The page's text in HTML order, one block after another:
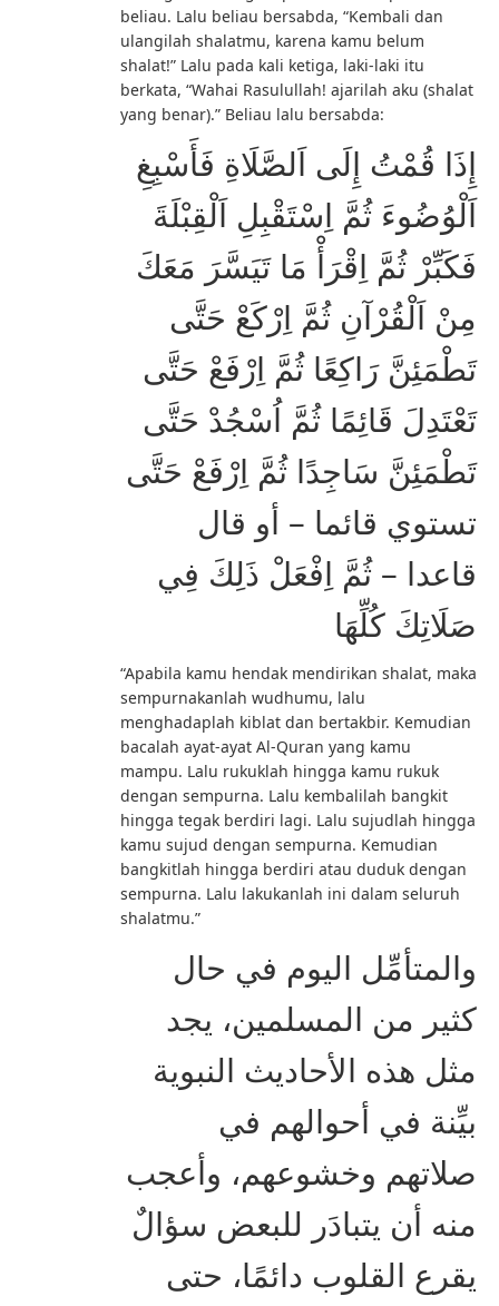
beliau. Lalu beliau bersabda, “Kembali dan
ulangilah shalatmu, karena kamu belum
shalat!” Lalu pada kali ketiga, laki-laki itu
berkata, “Wahai Rasulullah! ajarilah aku (shalat
yang benar).” Beliau lalu bersabda:
إِذَا قُمْتُ إِلَى اَلصَّلَاةِ فَأَسْبِغِ
اَلْوُضُوءَ ثُمَّ اِسْتَقْبِلِ اَلْقِبْلَةَ
فَكَبِّرْ ثُمَّ اِقْرَأْ مَا تَيَسَّرَ مَعَكَ
مِنْ اَلْقُرْآنِ ثُمَّ اِرْكَعْ حَتَّى
تَطْمَئِنَّ رَاكِعًا ثُمَّ اِرْفَعْ حَتَّى
تَعْتَدِلَ قَائِمًا ثُمَّ اُسْجُدْ حَتَّى
تَطْمَئِنَّ سَاجِدًا ثُمَّ اِرْفَعْ حَتَّى
تستوي قائما – أو قال
قاعدا – ثُمَّ اِفْعَلْ ذَلِكَ فِي
صَلَاتِكَ كُلِّهَا
“Apabila kamu hendak mendirikan shalat, maka
sempurnakanlah wudhumu, lalu
menghadaplah kiblat dan bertakbir. Kemudian
bacalah ayat-ayat Al-Quran yang kamu
mampu. Lalu rukuklah hingga kamu rukuk
dengan sempurna. Lalu kembalilah bangkit
hingga tegak berdiri lagi. Lalu sujudlah hingga
kamu sujud dengan sempurna. Kemudian
bangkitlah hingga berdiri atau duduk dengan
sempurna. Lalu lakukanlah ini dalam seluruh
shalatmu.”
والمتأمِّل اليوم في حال
كثير من المسلمين، يجد
مثل هذه الأحاديث النبوية
بيِّنة في أحوالهم في
صلاتهم وخشوعهم، وأعجب
منه أن يتبادَر للبعض سؤالٌ
يقرع القلوب دائمًا، حتى